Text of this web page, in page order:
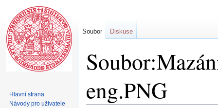
eng.PNG
Soubor Diskuse
Hlavní strana
Návody pro uživatele